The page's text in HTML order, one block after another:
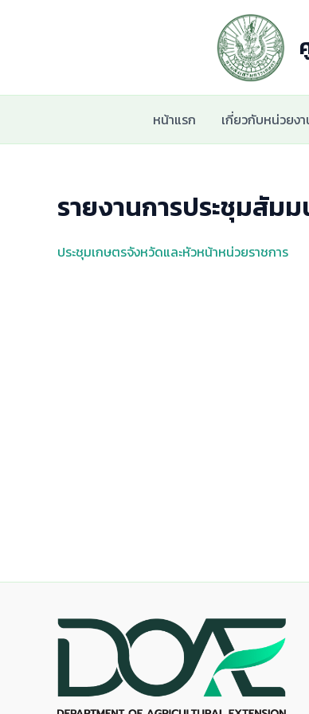
หน้าแรก เกี่ยวกับหน่วยง
รายงานการประชุมสัมม
ประชุมเกษตรจังหวัดและหัวหน้าหน่วยราชการ